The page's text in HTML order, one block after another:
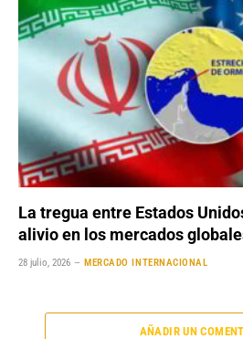
La tregua entre Estados
alivio en los mercados
28 julio, 2026 MERCADO INTERNACIONAL
AÑADIR UN